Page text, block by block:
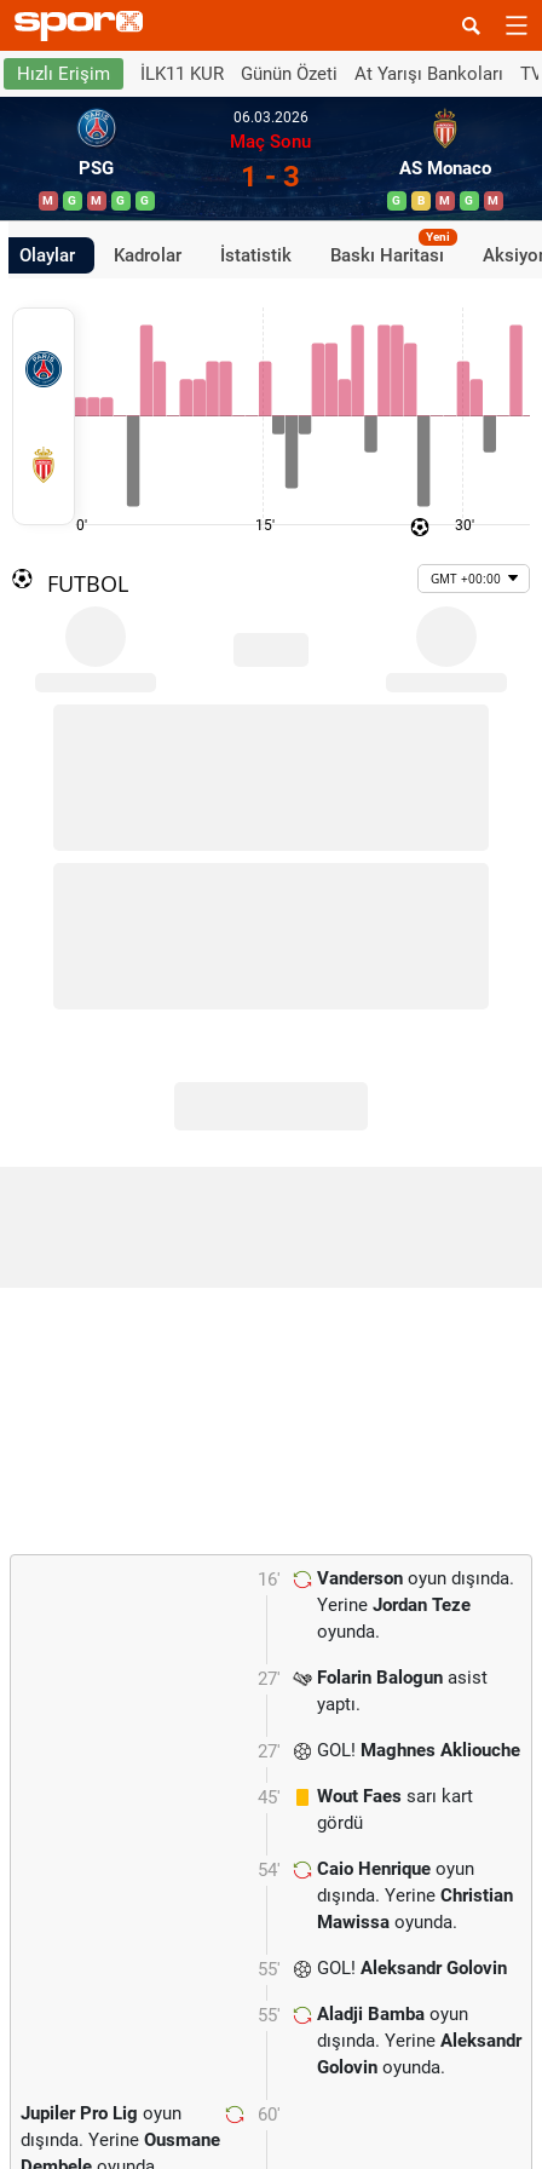
Hızlı Erişim İLK11 KUR Günün Özeti At Yarışı Bankoları
PSG
M G M G G
06.03.2026
Maç Sonu
1 - 3 AS Monaco
G B M G M
Olaylar Kadrolar İstatistik Baskı Haritası
Yeni
0' 15' 30'
FUTBOL GMT +00:00
16' Vanderson oyun dışında.
Yerine Jordan Teze
oyunda.
27' Folarin Balogun asist
yaptı.
27' GOL! Maghnes Akliouche
45' Wout Faes sarı kart
gördü
54' Caio Henrique oyun
dışında. Yerine Christian
Mawissa oyunda.
55' GOL! Aleksandr Golovin
55' Aladji Bamba oyun
dışında. Yerine Aleksandr
Golovin oyunda.
60'
Jupiler Pro Lig oyun
dışında. Yerine Ousmane